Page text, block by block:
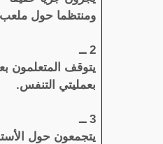
ومنتظما حول
2 ــ
يتوقف المتعلمون
بعمليتي التنفس.
3 ــ
يتجمعون حول